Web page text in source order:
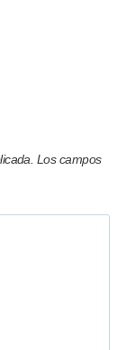
Los campos